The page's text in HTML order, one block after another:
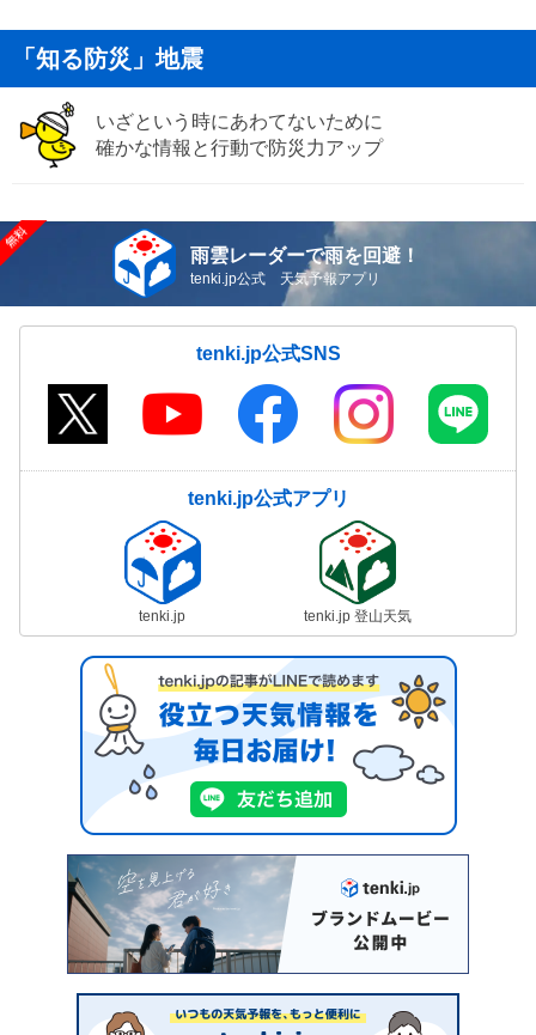
「知る防災」地震
いざという時にあわてないために
確かな情報と行動で防災力アップ
雨雲レーダーで雨を回避！
tenki.jp公式 天気予報アプリ
tenki.jp公式SNS
tenki.jp公式アプリ
tenki.jp tenki.jp 登山天気